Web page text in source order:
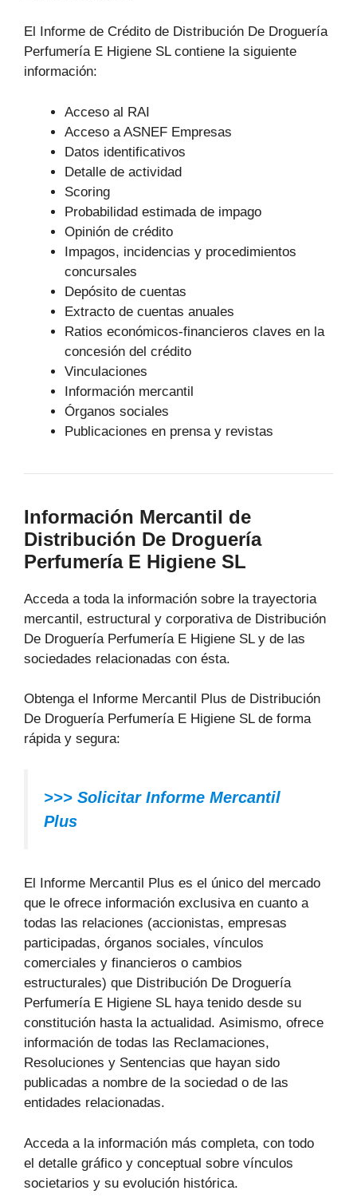
El Informe de Crédito de Distribución De Droguería
Perfumería E Higiene SL contiene la siguiente
información:
Acceso al RAI
Acceso a ASNEF Empresas
Datos identificativos
Detalle de actividad
Scoring
Probabilidad estimada de impago
Opinión de crédito
Impagos, incidencias y procedimientos
concursales
Depósito de cuentas
Extracto de cuentas anuales
Ratios económicos-financieros claves en la
concesión del crédito
Vinculaciones
Información mercantil
Órganos sociales
Publicaciones en prensa y revistas
Información Mercantil de
Distribución De Droguería
Perfumería E Higiene SL
Acceda a toda la información sobre la trayectoria
mercantil, estructural y corporativa de Distribución
De Droguería Perfumería E Higiene SL y de las
sociedades relacionadas con ésta.
Obtenga el Informe Mercantil Plus de Distribución
De Droguería Perfumería E Higiene SL de forma
rápida y segura:
>>> Solicitar Informe Mercantil
Plus
El Informe Mercantil Plus es el único del mercado
que le ofrece información exclusiva en cuanto a
todas las relaciones (accionistas, empresas
participadas, órganos sociales, vínculos
comerciales y financieros o cambios
estructurales) que Distribución De Droguería
Perfumería E Higiene SL haya tenido desde su
constitución hasta la actualidad. Asimismo, ofrece
información de todas las Reclamaciones,
Resoluciones y Sentencias que hayan sido
publicadas a nombre de la sociedad o de las
entidades relacionadas.
Acceda a la información más completa, con todo
el detalle gráfico y conceptual sobre vínculos
societarios y su evolución histórica.